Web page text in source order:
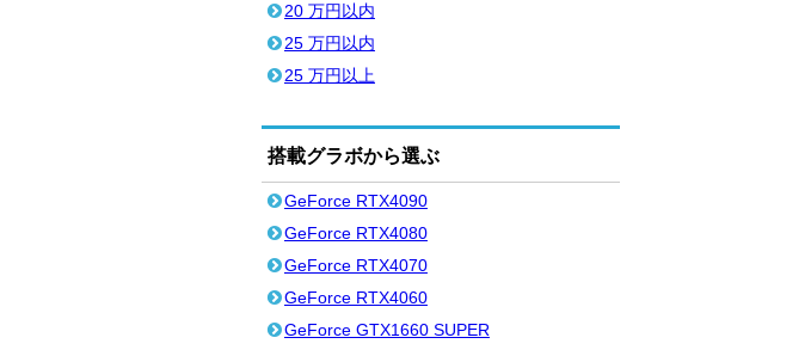
20 万円以内
25 万円以内
25 万円以上
搭載グラボから選ぶ
GeForce RTX4090
GeForce RTX4080
GeForce RTX4070
GeForce RTX4060
GeForce GTX1660 SUPER